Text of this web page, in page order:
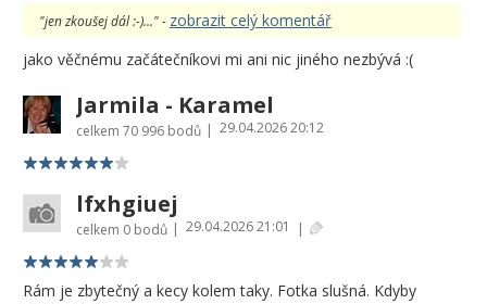
"jen zkoušej dál :-)..." - zobrazit celý komentář
jako věčnému začátečníkovi mi ani nic jiného nezbývá :(
Jarmila - Karamel
celkem 70 996 bodů | 29.04.2026 20:12
lfxhgiuej
celkem 0 bodů | 29.04.2026 21:01 |
Rám je zbytečný a kecy kolem taky. Fotka slušná. Kdyby